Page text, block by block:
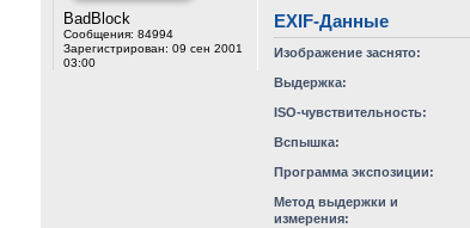
BadBlock
Сообщения: 84994
Зарегистрирован: 09 сен 2001
03:00
EXIF-Данные
Изображение заснято:
Выдержка:
ISO-чувствительность:
Вспышка:
Программа экспозиции:
Метод выдержки и
измерения: